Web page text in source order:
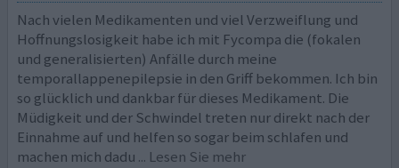
Nach vielen Medikamenten und viel Verzweiflung und
Hoffnungslosigkeit habe ich mit Fycompa die (fokalen
und generalisierten) Anfälle durch meine
temporallappenepilepsie in den Griff bekommen. Ich bin
so glücklich und dankbar für dieses Medikament. Die
Müdigkeit und der Schwindel treten nur direkt nach der
Einnahme auf und helfen so sogar beim schlafen und
machen mich dadu ... Lesen Sie mehr